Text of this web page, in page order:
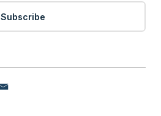
Subscribe